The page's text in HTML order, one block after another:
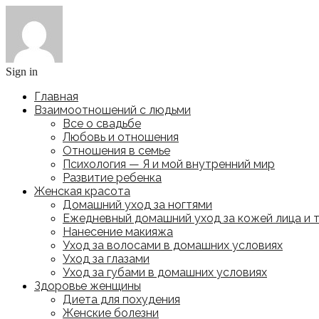
Sign in
Главная
Взаимоотношений с людьми
Все о свадьбе
Любовь и отношения
Отношения в семье
Психология — Я и мой внутренний мир
Развитие ребенка
Женская красота
Домашний уход за ногтями
Ежедневный домашний уход за кожей лица и
Нанесение макияжа
Уход за волосами в домашних условиях
Уход за глазами
Уход за губами в домашних условиях
Здоровье женщины
Диета для похудения
Женские болезни